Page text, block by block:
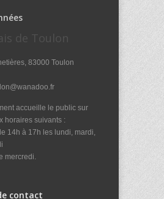
de Toulon
83000 Toulon
accueille le public sur
horaires suivants :
14h à 17h les lundi, mardi,
mercredi.
contact